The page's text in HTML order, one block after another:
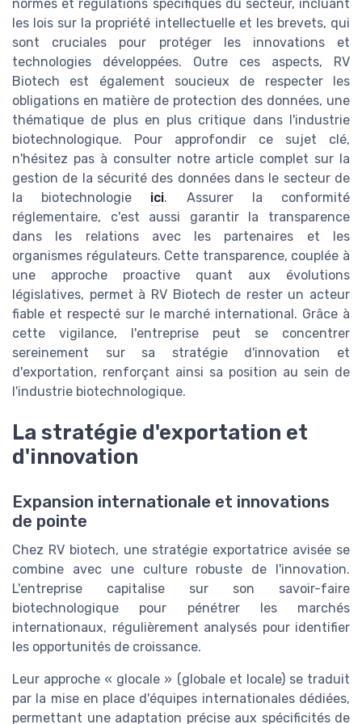
normes et régulations spécifiques du secteur, incluant
les lois sur la propriété intellectuelle et les brevets, qui
sont cruciales pour protéger les innovations et
technologies développées. Outre ces aspects, RV
Biotech est également soucieux de respecter les
obligations en matière de protection des données, une
thématique de plus en plus critique dans l'industrie
biotechnologique. Pour approfondir ce sujet clé,
n'hésitez pas à consulter notre article complet sur la
gestion de la sécurité des données dans le secteur de
la biotechnologie ici. Assurer la conformité
réglementaire, c'est aussi garantir la transparence
dans les relations avec les partenaires et les
organismes régulateurs. Cette transparence, couplée à
une approche proactive quant aux évolutions
législatives, permet à RV Biotech de rester un acteur
fiable et respecté sur le marché international. Grâce à
cette vigilance, l'entreprise peut se concentrer
sereinement sur sa stratégie d'innovation et
d'exportation, renforçant ainsi sa position au sein de
l'industrie biotechnologique.
La stratégie d'exportation et
d'innovation
Expansion internationale et innovations
de pointe
Chez RV biotech, une stratégie exportatrice avisée se
combine avec une culture robuste de l'innovation.
L'entreprise capitalise sur son savoir-faire
biotechnologique pour pénétrer les marchés
internationaux, régulièrement analysés pour identifier
les opportunités de croissance.
Leur approche « glocale » (globale et locale) se traduit
par la mise en place d'équipes internationales dédiées,
permettant une adaptation précise aux spécificités de